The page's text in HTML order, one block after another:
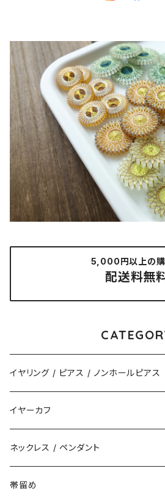
5,000円以上の購
配送料無
イヤリング / ピアス / ノンホールピアス
揺れるタイプ
花（直径3cm）
花（直径2.5cm）
揺れないタイプ
花
イヤーカフ
ネックレス / ペンダント
帯留め